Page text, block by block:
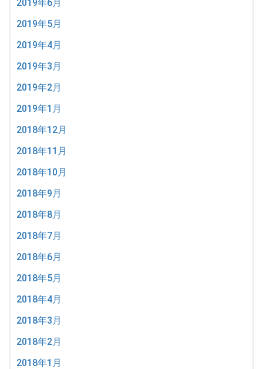
2019年6月
2019年5月
2019年4月
2019年3月
2019年2月
2019年1月
2018年12月
2018年11月
2018年10月
2018年9月
2018年8月
2018年7月
2018年6月
2018年5月
2018年4月
2018年3月
2018年2月
2018年1月